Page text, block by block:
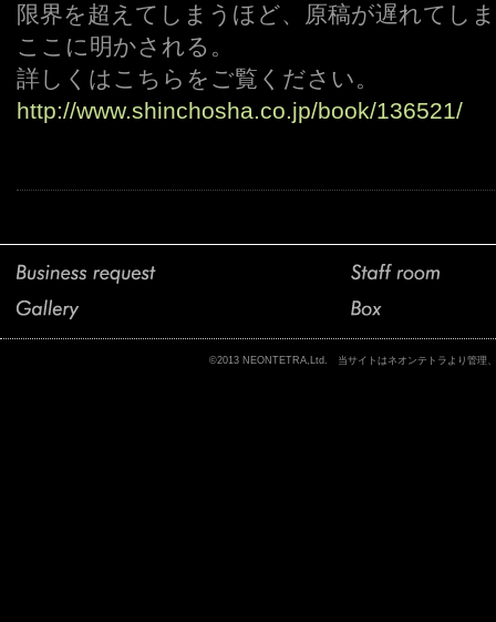
限界を超えてしまうほど、原稿が遅れてし
ここに明かされる。
詳しくはこちらをご覧ください。
http://www.shinchosha.co.jp/book/136521/
©2013 NEONTETRA,Ltd. 当サイトはネオンテトラより管理